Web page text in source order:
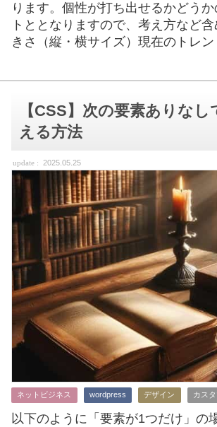
ります。個性が打ち出せるかどう
トととなりますので、考え方など
きさ（縦・横サイズ）現在のトレン
【CSS】次の要素ありなし
える方法
2025.05.25
ネットビジネス wordpress デザイン カス
以下のように「要素が1つだけ」の